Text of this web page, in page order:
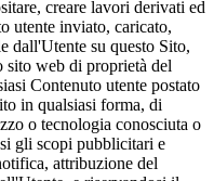
creare lavori derivati ed
utente inviato, caricato,
dall'Utente su questo Sito,
sito web di proprietà del
Contenuto utente postato
in qualsiasi forma, di
o tecnologia conosciuta o
gli scopi pubblicitari e
attribuzione del